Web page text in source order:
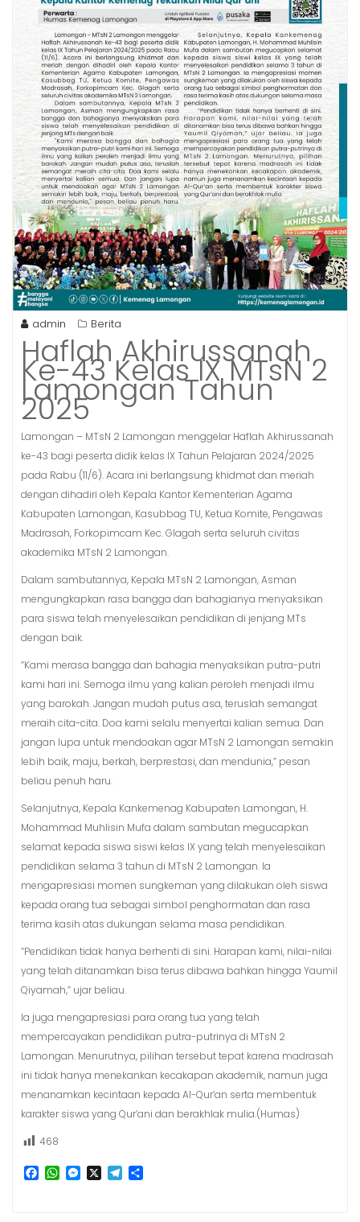
admin Berita
Haflah Akhirussanah
Ke-43 Kelas IX MTsN 2
Lamongan Tahun
2025
Lamongan – MTsN 2 Lamongan menggelar Haflah Akhirussanah
ke-43 bagi peserta didik kelas IX Tahun Pelajaran 2024/2025
pada Rabu (11/6). Acara ini berlangsung khidmat dan meriah
dengan dihadiri oleh Kepala Kantor Kementerian Agama
Kabupaten Lamongan, Kasubbag TU, Ketua Komite, Pengawas
Madrasah, Forkopimcam Kec. Glagah serta seluruh civitas
akademika MTsN 2 Lamongan.
Dalam sambutannya, Kepala MTsN 2 Lamongan, Asman
mengungkapkan rasa bangga dan bahagianya menyaksikan
para siswa telah menyelesaikan pendidikan di jenjang MTs
dengan baik.
“Kami merasa bangga dan bahagia menyaksikan putra-putri
kami hari ini. Semoga ilmu yang kalian peroleh menjadi ilmu
yang barokah. Jangan mudah putus asa, teruslah semangat
meraih cita-cita. Doa kami selalu menyertai kalian semua. Dan
jangan lupa untuk mendoakan agar MTsN 2 Lamongan semakin
lebih baik, maju, berkah, berprestasi, dan mendunia,” pesan
beliau penuh haru.
Selanjutnya, Kepala Kankemenag Kabupaten Lamongan, H.
Mohammad Muhlisin Mufa dalam sambutan megucapkan
selamat kepada siswa siswi kelas IX yang telah menyelesaikan
pendidikan selama 3 tahun di MTsN 2 Lamongan. Ia
mengapresiasi momen sungkeman yang dilakukan oleh siswa
kepada orang tua sebagai simbol penghormatan dan rasa
terima kasih atas dukungan selama masa pendidikan.
“Pendidikan tidak hanya berhenti di sini. Harapan kami, nilai-nilai
yang telah ditanamkan bisa terus dibawa bahkan hingga Yaumil
Qiyamah,” ujar beliau.
Ia juga mengapresiasi para orang tua yang telah
mempercayakan pendidikan putra-putrinya di MTsN 2
Lamongan. Menurutnya, pilihan tersebut tepat karena madrasah
ini tidak hanya menekankan kecakapan akademik, namun juga
menanamkan kecintaan kepada Al-Qur’an serta membentuk
karakter siswa yang Qur’ani dan berakhlak mulia.(Humas)
468
W M X T